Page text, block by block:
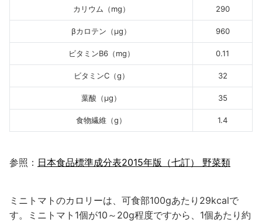
カリウム（mg） 290
βカロテン（μg） 960
ビタミンB6（mg） 0.11
ビタミンC（g） 32
葉酸（μg） 35
食物繊維（g） 1.4
参照： 日本食品標準成分表2015年版（七訂） 野菜類
ミニトマトのカロリーは、可食部100gあたり29kcalで
す。ミニトマト1個が10～20g程度ですから、1個あたり約